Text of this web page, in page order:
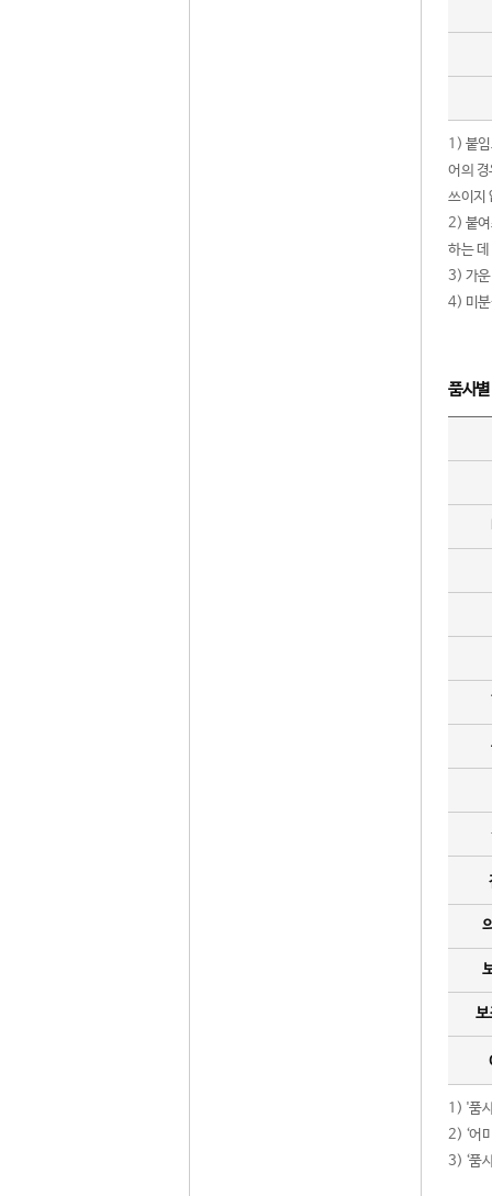
1) 붙
어의
쓰이지
2) 붙여
하는
3) 가운
4) 미분
품사
보
1) '품
2) ‘어
3) ‘품